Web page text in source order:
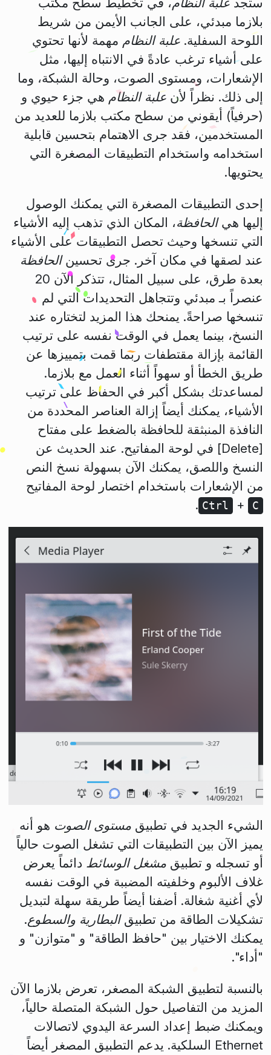
بلازما مبدئي، على الجانب الأيمن من شريط
اللوحة السفلية.علبة النظام مهمة لأنها تحتوي
على أشياء ترغب عادةً في الانتباه إليها، مثل
الإشعارات، ومستوى الصوت، وحالة الشبكة، وما
إلى ذلك. نظراً لأنعلبة النظام هي جزء حيوي و
(حرفياً) أيقوني من سطح مكتب بلازما للعديد من
المستخدمين، فقد جرى الاهتمام بتحسين قابلية
استخدامه واستخدام التطبيقات المصغرة التي
يحتويها.
إحدى التطبيقات المصغرة التي يمكنك الوصول
إليها هيالحافظة، المكان الذي تذهب إليه الأشياء
التي تنسخها وحيث تحصل التطبيقات على الأشياء
عند لصقها في مكان آخر. جرى تحسينالحافظة
بعدة طرق، على سبيل المثال، تتذكر الآن 20
عنصراً بـ مبدئي وتتجاهل التحديدات التي لم
تنسخها صراحةً. يمنحك هذا المزيد لتختاره عند
النسخ، بينما يعمل في الوقت نفسه على ترتيب
القائمة بإزالة مقتطفات ربما قمت بتمييزها عن
طريق الخطأ أو سهواً أثناء العمل مع بلازما.
لمساعدتك بشكل أكبر في الحفاظ على ترتيب
الأشياء، يمكنك أيضاً إزالة العناصر المحددة من
النافذة المنبثقة للحافظة بالضغط على مفتاح
[Delete] في لوحة المفاتيح. عند الحديث عن
النسخ واللصق، يمكنك الآن بسهولة نسخ النص
من الإشعارات باستخدام اختصار لوحة المفاتيح
Ctrl + C
.
الشيء الجديد في تطبيقمستوى الصوت هو أنه
يميز الآن بين التطبيقات التي تشغل الصوت حالياً
أو تسجله و تطبيقمشغل الوسائط دائماً يعرض
غلاف الألبوم وخلفيته المضببة في الوقت نفسه
لأي أغنية شغالة. أضفنا أيضاً طريقة سهلة لتبديل
تشكيلات الطاقة من تطبيقالبطارية والسطوع.
يمكنك الاختيار بين "حافظ الطاقة" و "متوازن" و
"أداء".
بالنسبة لتطبيق الشبكة المصغر، تعرض بلازما الآن
المزيد من التفاصيل حول الشبكة المتصلة حالياً،
ويمكنك ضبط إعداد السرعة اليدوي لاتصالات
Ethernet السلكية. يدعم التطبيق المصغر أيضاً